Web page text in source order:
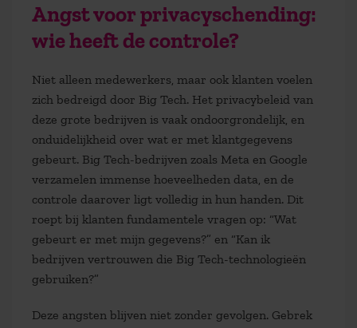
Angst voorprivacyschending:
wie heeft de controle?
Niet alleen medewerkers, maar ook klanten voelen
zich bedreigd door Big Tech. Het privacybeleid van
deze grote bedrijven is vaak ondoorgrondelijk, en
onduidelijkheid over wat er met klantgegevens
gebeurt. Big Tech-bedrijven zoals Meta en Google
verzamelen immense hoeveelheden data, en de
controle daarover ligt volledig in hun handen. Dit
roept bij klanten fundamentele vragen op: “Wat
gebeurt er met mijn gegevens?” en “Kan ik
bedrijven vertrouwen die Big Tech-technologieën
gebruiken?”
Deze angsten blijven niet zonder gevolgen. Gebrek